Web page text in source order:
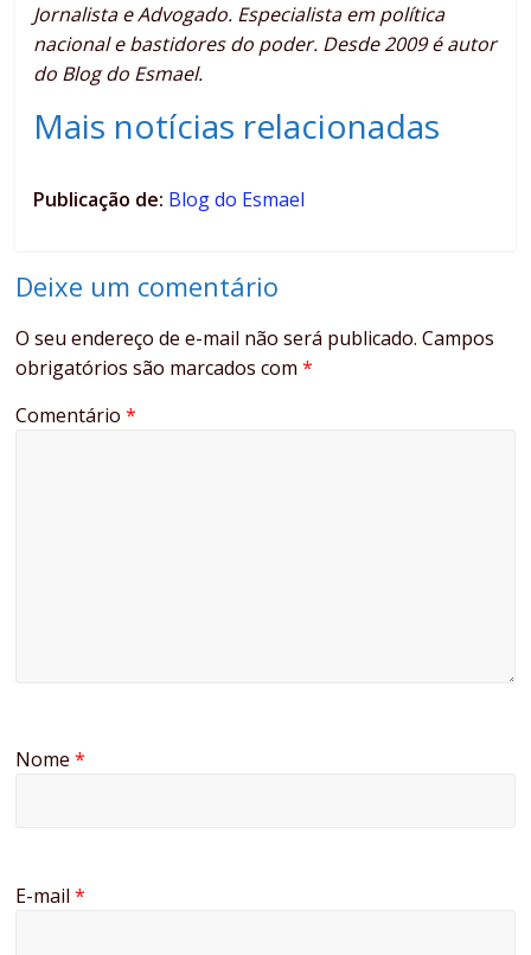
Jornalista e Advogado. Especialista em política
nacional e bastidores do poder. Desde 2009 é autor
do Blog do Esmael.
Mais notícias relacionadas
Publicação de: Blog do Esmael
Deixe um comentário
O seu endereço de e-mail não será publicado. Campos
obrigatórios são marcados com*
Comentário*
Nome*
E-mail*